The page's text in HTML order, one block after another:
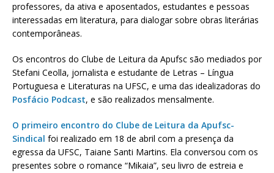
professores, da ativa e aposentados, estudantes e pessoas
interessadas em literatura, para dialogar sobre obras literárias
contemporâneas.
Os encontros do Clube de Leitura da Apufsc são mediados por
Stefani Ceolla, jornalista e estudante de Letras – Língua
Portuguesa e Literaturas na UFSC, e uma das idealizadoras do
Posfácio Podcast, e são realizados mensalmente.
O primeiro encontro do Clube de Leitura da Apufsc-
Sindical foi realizado em 18 de abril com a presença da
egressa da UFSC, Taiane Santi Martins. Ela conversou com os
presentes sobre o romance “Mikaia”, seu livro de estreia e